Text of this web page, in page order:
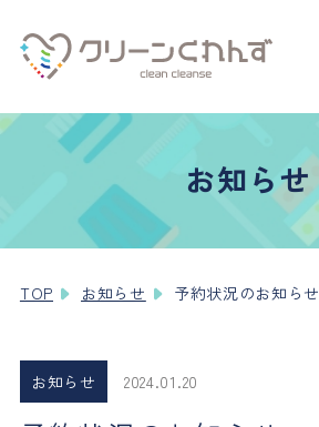
お知らせ
TOP お知らせ 予約状況のお知らせ
お知らせ 2024.01.20